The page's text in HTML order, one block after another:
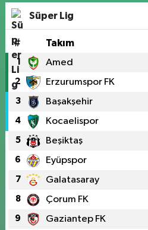
Süper Lig
# Takım
1 Amed
2 Erzurumspor FK
3 Başakşehir
4 Kocaelispor
5 Beşiktaş
6 Eyüpspor
7 Galatasaray
8 Çorum FK
9 Gaziantep FK